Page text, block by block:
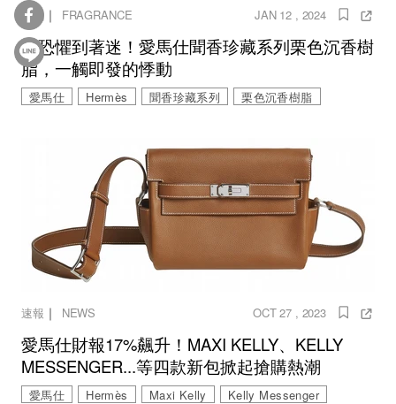
香氛｜ FRAGRANCE JAN 12 , 2024
從恐懼到著迷！愛馬仕聞香珍藏系列栗色沉香樹
脂，一觸即發的悸動
愛馬仕 Hermès 聞香珍藏系列 栗色沉香樹脂
速報 ｜ NEWS OCT 27 , 2023
愛馬仕財報17%飆升！MAXI KELLY、KELLY
MESSENGER...等四款新包掀起搶購熱潮
愛馬仕 Hermès Maxi Kelly Kelly Messenger